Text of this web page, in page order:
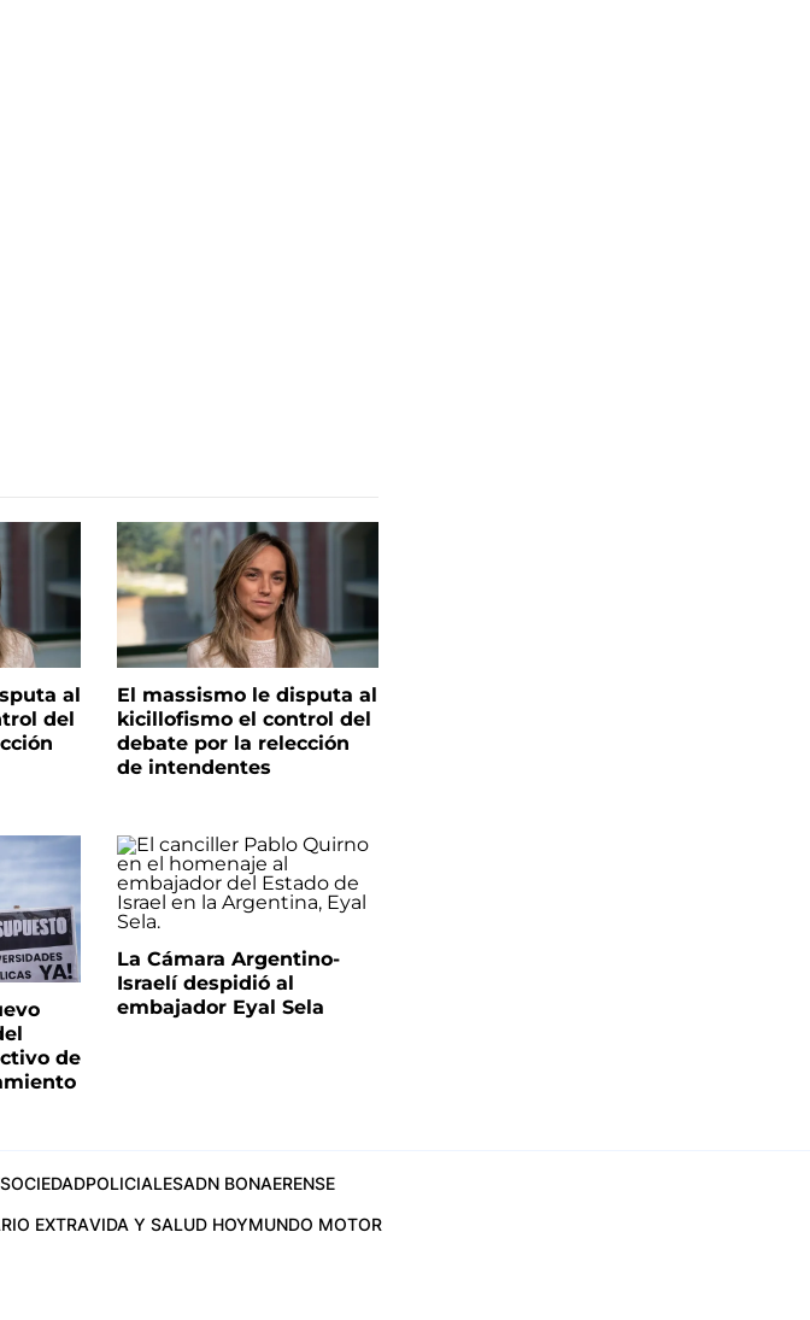
al
del
El massismo le disputa al
kicillofismo el control del
debate por la relección
de intendentes
de
La Cámara Argentino-
Israelí despidió al
embajador Eyal Sela
SOCIEDADPOLICIALESADN BONAERENSE
EXTRAVIDA Y SALUD HOYMUNDO MOTOR